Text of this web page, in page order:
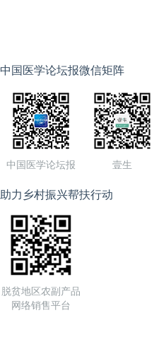
简单又复杂，每个人都必然
这样你会比较正确的对待死
经常在想死的问题，想得多
时候，我有遗嘱，不要让我
中国医学论坛报微信矩阵
中国医学论坛报 壹生
助力乡村振兴帮扶行动
脱贫地区农副产品
网络销售平台